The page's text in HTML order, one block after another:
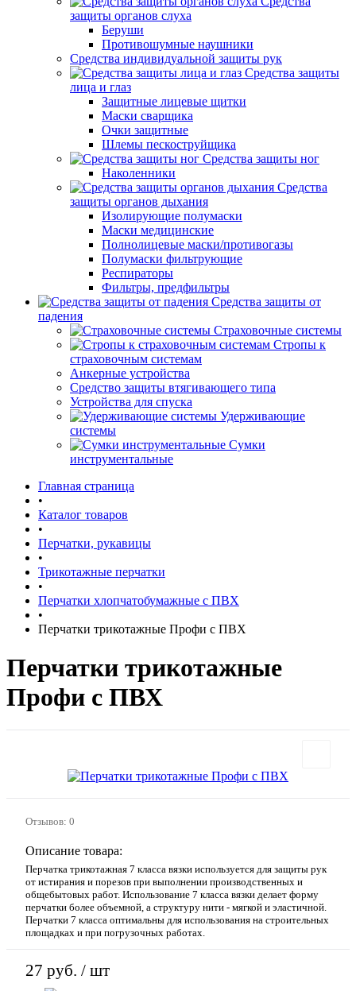
защиты органов слуха
Беруши
Противошумные наушники
Средства индивидуальной защиты рук
Средства защиты
лица и глаз
Защитные лицевые щитки
Маски сварщика
Очки защитные
Шлемы пескоструйщика
Средства защиты ног
Наколенники
Средства
защиты органов дыхания
Изолирующие полумаски
Маски медицинские
Полнолицевые маски/противогазы
Полумаски фильтрующие
Респираторы
Фильтры, предфильтры
Средства защиты от
падения
Страховочные системы
Стропы к
страховочным системам
Анкерные устройства
Средство защиты втягивающего типа
Устройства для спуска
Удерживающие
системы
Сумки
инструментальные
Главная страница
•
Каталог товаров
•
Перчатки, рукавицы
•
Трикотажные перчатки
•
Перчатки хлопчатобумажные с ПВХ
•
Перчатки трикотажные Профи с ПВХ
Перчатки трикотажные
Профи с ПВХ
Отзывов: 0
Описание товара:
Перчатка трикотажная 7 класса вязки используется для защиты рук
от истирания и порезов при выполнении производственных и
общебытовых работ. Использование 7 класса вязки делает форму
перчатки более объемной, а структуру нити - мягкой и эластичной.
Перчатки 7 класса оптимальны для использования на строительных
площадках и при погрузочных работах.
27 руб. / шт